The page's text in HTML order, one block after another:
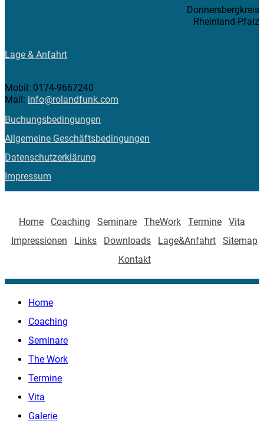
Donnersbergkreis
Rheinland-Pfalz
Lage & Anfahrt
Mobil: 0174-9667240
Mail: info@rolandfunk.com
Buchungsbedingungen
Allgemeine Geschäftsbedingungen
Datenschutzerklärung
Impressum
Home Coaching Seminare TheWork Termine
Vita
Impressionen
Links Downloads Lage&Anfahrt
Sitemap
Kontakt
Home
Coaching
Seminare
The Work
Termine
Vita
Galerie